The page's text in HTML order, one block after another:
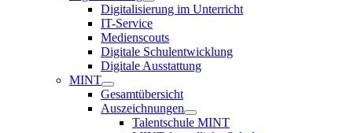
Digitalisierung im Unterricht
IT-Service
Medienscouts
Digitale Schulentwicklung
Digitale Ausstattung
MINT
Gesamtübersicht
Auszeichnungen
Talentschule MINT